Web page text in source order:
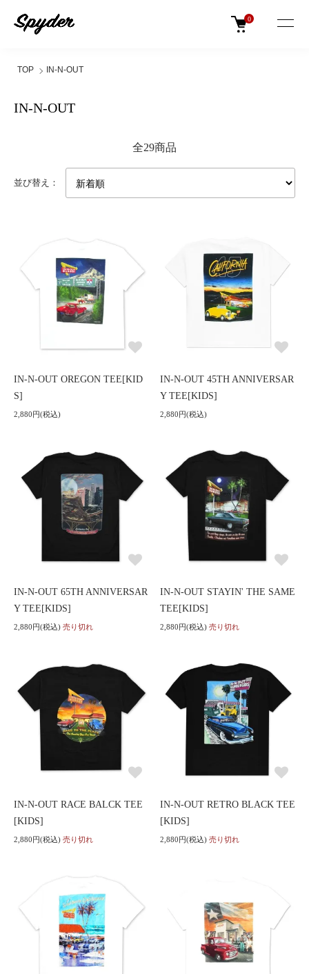
0
TOP IN-N-OUT
IN-N-OUT
全29商品
並び替え：
IN-N-OUT OREGON TEE[KID
S]
2,880円(税込)
IN-N-OUT 45TH ANNIVERSAR
Y TEE[KIDS]
2,880円(税込)
IN-N-OUT 65TH ANNIVERSAR
Y TEE[KIDS]
2,880円(税込) 売り切れ
IN-N-OUT STAYIN' THE SAME
TEE[KIDS]
2,880円(税込) 売り切れ
IN-N-OUT RACE BALCK TEE
[KIDS]
2,880円(税込) 売り切れ
IN-N-OUT RETRO BLACK TEE
[KIDS]
2,880円(税込) 売り切れ